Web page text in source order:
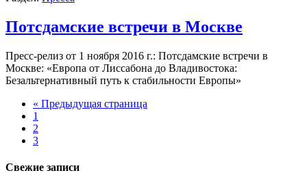
Потсдамские встречи в Москве
Пресс-релиз от 1 ноября 2016 г.: Потсдамские встречи в
Москве: «Европа от Лиссабона до Владивостока:
Безальтернативный путь к стабильности Европы»
« Предыдущая страница
1
2
3
Свежие записи